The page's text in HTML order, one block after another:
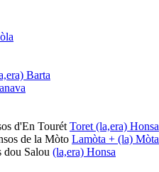
Barta
d'En Tourét Toret (la,era) Honsa
de la Mòto Lamòta + (la) Mòta
dou Salou (la,era) Honsa